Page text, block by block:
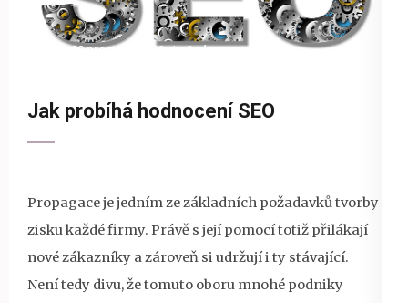
20 prosince 2020 devene
Jak probíhá hodnocení SEO
Propagace je jedním ze základních požadavků tvorby
zisku každé firmy. Právě s její pomocí totiž přilákají
nové zákazníky a zároveň si udržují i ty stávající.
Není tedy divu, že tomuto oboru mnohé podniky